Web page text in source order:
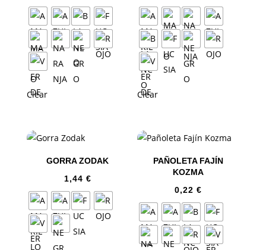
Clear Clear
GORRA ZODAK
1,44 €
PAÑOLETA FAJÍN
KOZMA
0,22€